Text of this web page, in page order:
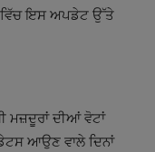
ਵਿੱਚ ਇਸ ਅਪਡੇਟ ਉੱਤੇ
ਮਜ਼ਦੂਰਾਂ ਦੀਆਂ ਵੋਟਾਂ
ਆਉਣ ਵਾਲੇ ਦਿਨਾਂ